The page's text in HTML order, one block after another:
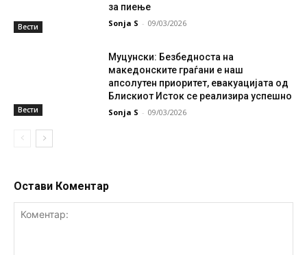
Вести
за пиење
Sonja S - 09/03/2026
Вести
Муцунски: Безбедноста на
македонските граѓани е наш
апсолутен приоритет, евакуацијата од
Блискиот Исток се реализира успешно
Sonja S - 09/03/2026
Остави Коментар